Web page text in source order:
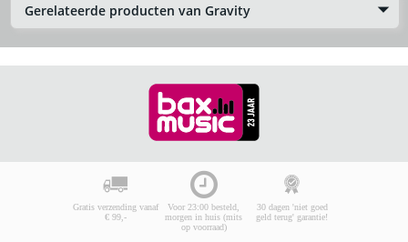
Gerelateerde producten van Gravity
Gratis verzending vanaf
€ 99,-
Voor 23:00 besteld,
morgen in huis (mits
op voorraad)
30 dagen 'niet goed
geld terug' garantie!